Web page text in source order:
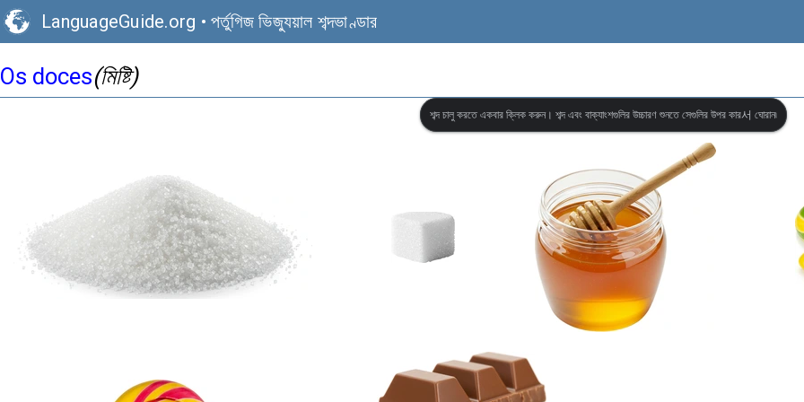
LanguageGuide.org • পর্তুগিজ ভিজ্যুয়াল শব্দভাণ্ডার
Os doces(মিষ্টি)
শব্দ চালু করতে একবার ক্লিক করুন। শব্দ এবং বাক্যাংশগুলির উচ্চারণ শুনতে সেগুলির উপর কার서 ঘোরান৷